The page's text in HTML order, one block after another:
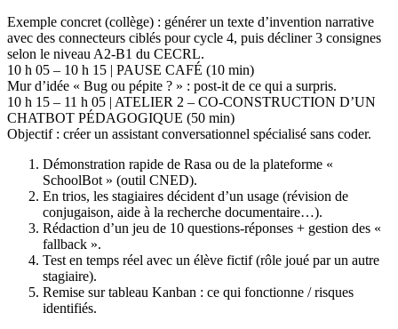
Exemple concret (collège) : générer un texte d’invention narrative
avec des connecteurs ciblés pour cycle 4, puis décliner 3 consignes
selon le niveau A2-B1 du CECRL.
10 h 05 – 10 h 15 | PAUSE CAFÉ (10 min)
Mur d’idée « Bug ou pépite ? » : post-it de ce qui a surpris.
10 h 15 – 11 h 05 | ATELIER 2 – CO-CONSTRUCTION D’UN
CHATBOT PÉDAGOGIQUE (50 min)
Objectif : créer un assistant conversationnel spécialisé sans coder.
Démonstration rapide de Rasa ou de la plateforme «
SchoolBot » (outil CNED).
En trios, les stagiaires décident d’un usage (révision de
conjugaison, aide à la recherche documentaire…).
Rédaction d’un jeu de 10 questions-réponses + gestion des «
fallback ».
Test en temps réel avec un élève fictif (rôle joué par un autre
stagiaire).
Remise sur tableau Kanban : ce qui fonctionne / risques
identifiés.